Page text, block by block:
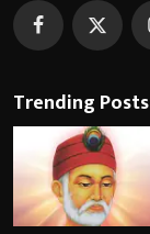
Trending Posts